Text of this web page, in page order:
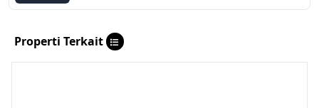
Properti Terkait